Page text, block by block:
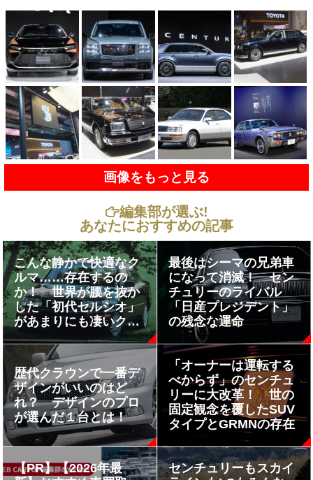
画像をもっと見る
編集部が選ぶ!
あなたにおすすめの記事
こんな静かで快適なク
ルマ……存在するの
か！ 世界が腰を抜か
した「初代セルシオ」
があまりにも凄いクル
マだった
最後はシーマの兄弟車
になって消滅！ セン
チュリーのライバル
「日産プレジデント」
の残念な運命
歴代クラウンで一番デ
ザインがいいのはど
れ？ デザインのプロ
が選んだ１台とは！
「オーナーは運転する
べからず」のセンチュ
リーに大改革！ 世の
固定観念を覆したSUV
タイプとGRMNの存在
【PR】【2026年最
センチュリーもスカイ